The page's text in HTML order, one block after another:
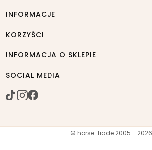
INFORMACJE
KORZYŚCI
INFORMACJA O SKLEPIE
SOCIAL MEDIA
© horse-trade 2005 - 2026